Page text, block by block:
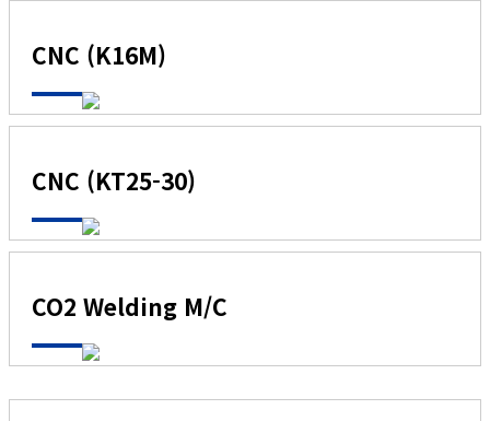
CNC (K16M)
CNC (KT25-30)
CO2 Welding M/C